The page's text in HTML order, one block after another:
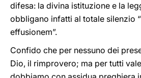
difesa: la divina istituzione e la
obbligano infatti al totale silenzio
effusionem”.
Confido che per nessuno dei
Dio, il rimprovero; ma per tutti